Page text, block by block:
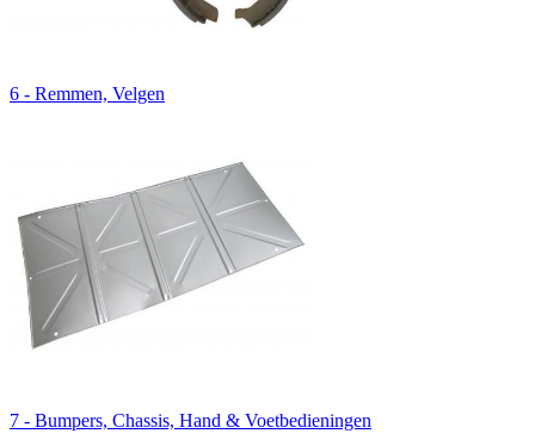
6 - Remmen, Velgen
7 - Bumpers, Chassis, Hand & Voetbedieningen